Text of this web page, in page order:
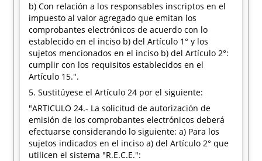
b) Con relación a los responsables inscriptos en el
impuesto al valor agregado que emitan los
comprobantes electrónicos de acuerdo con lo
establecido en el inciso b) del Artículo 1° y los
sujetos mencionados en el inciso b) del Artículo 2°:
cumplir con los requisitos establecidos en el
Artículo 15.".
5. Sustitúyese el Artículo 24 por el siguiente:
"ARTICULO 24.- La solicitud de autorización de
emisión de los comprobantes electrónicos deberá
efectuarse considerando lo siguiente: a) Para los
sujetos indicados en el inciso a) del Artículo 2° que
utilicen el sistema "R.E.C.E.":